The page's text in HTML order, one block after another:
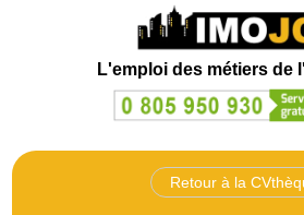
L'emploi des métiers de
Retour à la